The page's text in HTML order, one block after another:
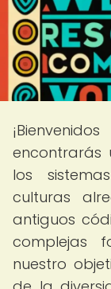
encontrarás
los
culturas
antiguos
complejas
nuestro